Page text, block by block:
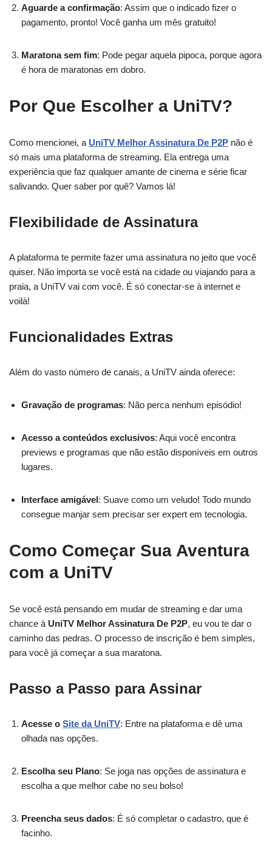
Aguarde a confirmação: Assim que o indicado fizer o
pagamento, pronto! Você ganha um mês gratuito!
Maratona sem fim: Pode pegar aquela pipoca, porque agora
é hora de maratonas em dobro.
Por Que Escolher a UniTV?
Como mencionei, a UniTV Melhor Assinatura De P2P não é
só mais uma plataforma de streaming. Ela entrega uma
experiência que faz qualquer amante de cinema e série ficar
salivando. Quer saber por quê? Vamos lá!
Flexibilidade de Assinatura
A plataforma te permite fazer uma assinatura no jeito que você
quiser. Não importa se você está na cidade ou viajando para a
praia, a UniTV vai com você. É só conectar-se à internet e
voilà!
Funcionalidades Extras
Além do vasto número de canais, a UniTV ainda oferece:
Gravação de programas: Não perca nenhum episódio!
Acesso a conteúdos exclusivos: Aqui você encontra
previews e programas que não estão disponíveis em outros
lugares.
Interface amigável: Suave como um veludo! Todo mundo
consegue manjar sem precisar ser expert em tecnologia.
Como Começar Sua Aventura
com a UniTV
Se você está pensando em mudar de streaming e dar uma
chance à UniTV Melhor Assinatura De P2P, eu vou te dar o
caminho das pedras. O processo de inscrição é bem simples,
para você já começar a sua maratona.
Passo a Passo para Assinar
Acesse o Site da UniTV: Entre na plataforma e dê uma
olhada nas opções.
Escolha seu Plano: Se joga nas opções de assinatura e
escolha a que melhor cabe no seu bolso!
Preencha seus dados: É só completar o cadastro, que é
facinho.